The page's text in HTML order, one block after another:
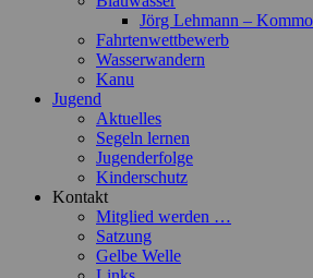
Jörg Lehmann –
Fahrtenwettbewerb
Wasserwandern
Kanu
Jugend
Aktuelles
Segeln lernen
Jugenderfolge
Kinderschutz
Kontakt
Mitglied werden …
Satzung
Gelbe Welle